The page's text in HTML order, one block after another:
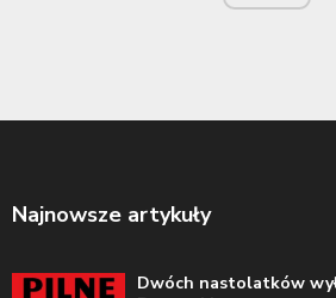
Najnowsze artykuły
Dwóch nastolatków